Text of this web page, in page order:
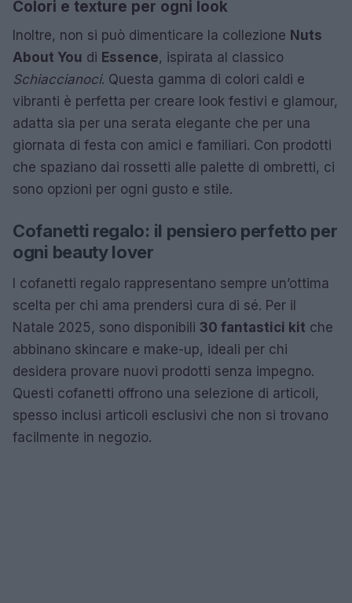
Colori e texture per ogni look
Inoltre, non si può dimenticare la collezione Nuts
About You di Essence, ispirata al classico
Schiaccianoci. Questa gamma di colori caldi e
vibranti è perfetta per creare look festivi e glamour,
adatta sia per una serata elegante che per una
giornata di festa con amici e familiari. Con prodotti
che spaziano dai rossetti alle palette di ombretti, ci
sono opzioni per ogni gusto e stile.
Cofanetti regalo: il pensiero perfetto per
ogni beauty lover
I cofanetti regalo rappresentano sempre un’ottima
scelta per chi ama prendersi cura di sé. Per il
Natale 2025, sono disponibili 30 fantastici kit che
abbinano skincare e make-up, ideali per chi
desidera provare nuovi prodotti senza impegno.
Questi cofanetti offrono una selezione di articoli,
spesso inclusi articoli esclusivi che non si trovano
facilmente in negozio.